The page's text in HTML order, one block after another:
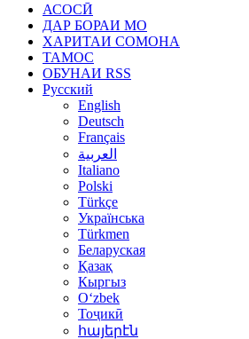
АСОСӢ
ДАР БОРАИ МО
ХАРИТАИ СОМОНА
ТАМОС
ОБУНАИ RSS
Русский
English
Deutsch
Français
العربية
Italiano
Polski
Türkçe
Українська
Türkmen
Беларуская
Қазақ
Кыргыз
Oʻzbek
Тоҷикӣ
հայերէն